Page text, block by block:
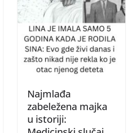
Najmlađa
zabeležena majka
u istoriji: